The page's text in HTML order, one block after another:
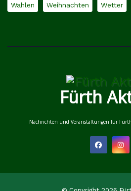
Wahlen Weihnachten Wetter
Fürth
Nachrichten und Veranstaltungen für